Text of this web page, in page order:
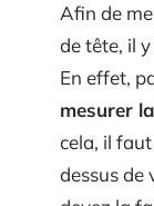
Afin de
de tête, il
En effet,
mesurer
cela, il
dessus de